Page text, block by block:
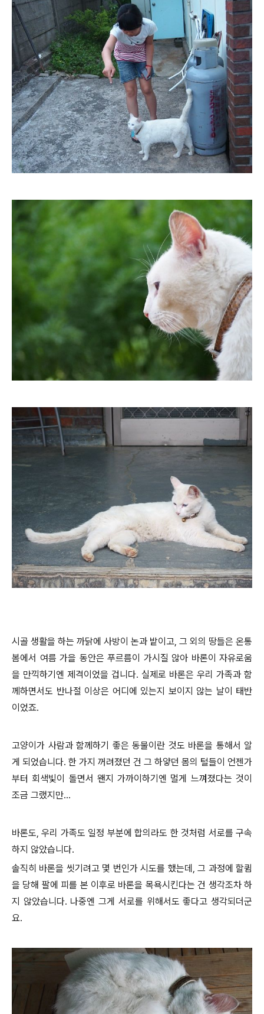
시골 생활을 하는 까닭에 사방이 논과 밭이고, 그 외의 땅들은 온통
봄에서 여름 가을 동안은 푸르름이 가시질 않아 바론이 자유로움
을 만끽하기엔 제격이었을 겁니다. 실제로 바론은 우리 가족과 함
께하면서도 반나절 이상은 어디에 있는지 보이지 않는 날이 태반
이었죠.
고양이가 사람과 함께하기 좋은 동물이란 것도 바론을 통해서 알
게 되었습니다. 한 가지 꺼려졌던 건 그 하얗던 몸의 털들이 언젠가
부터 회색빛이 돌면서 왠지 가까이하기엔 멀게 느껴졌다는 것이
조금 그랬지만...
바론도, 우리 가족도 일정 부분에 합의라도 한 것처럼 서로를 구속
하지 않았습니다.
솔직히 바론을 씻기려고 몇 번인가 시도를 했는데, 그 과정에 할큄
을 당해 팔에 피를 본 이후로 바론을 목욕시킨다는 건 생각조차 하
지 않았습니다. 나중엔 그게 서로를 위해서도 좋다고 생각되더군
요.